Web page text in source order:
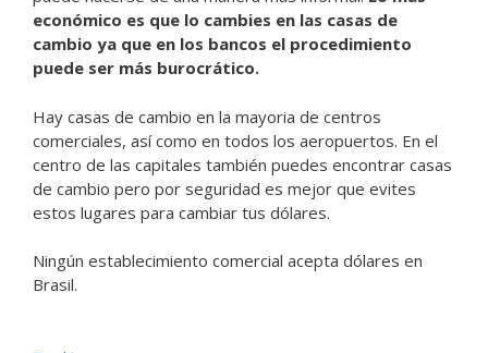
económico es que lo cambies en las casas de
cambio ya que en los bancos el procedimiento
puede ser más burocrático.
Hay casas de cambio en la mayoria de centros
comerciales, así como en todos los aeropuertos. En el
centro de las capitales también puedes encontrar casas
de cambio pero por seguridad es mejor que evites
estos lugares para cambiar tus dólares.
Ningún establecimiento comercial acepta dólares en
Brasil.